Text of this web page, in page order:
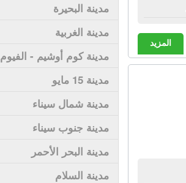
المزيد
مدينة البحيرة
مدينة الغربية
مدينة كوم أوشيم - الفيوم
مدينة 15 مايو
مدينة شمال سيناء
مدينة جنوب سيناء
مدينة البحر الأحمر
مدينة السلام